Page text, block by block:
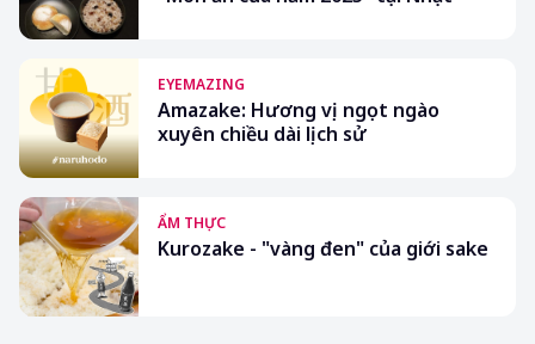
EYEMAZING
Amazake: Hương vị ngọt ngào
xuyên chiều dài lịch sử
ẨM THỰC
Kurozake - "vàng đen" của giới sake